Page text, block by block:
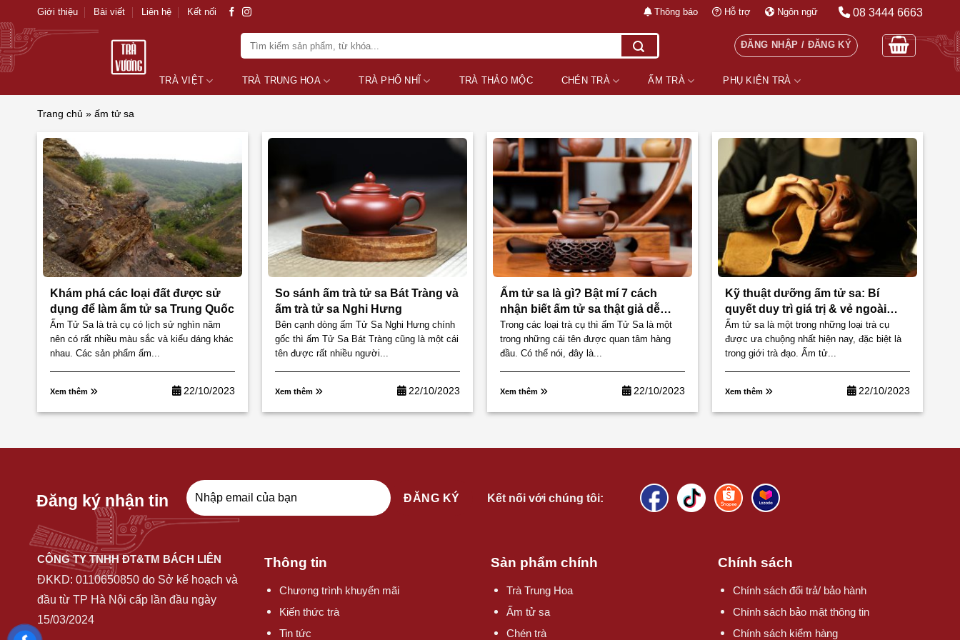
to
content
Giới thiệu Bài viết Liên hệ Kết nối Thông báo Hỗ trợ Ngôn ngữ 08 3444 6663
Tìm
ĐĂNG NHẬP / ĐĂNG KÝ
TRÀ VIỆT TRÀ TRUNG HOA TRÀ PHỔ NHĨ TRÀ THẢO MỘC CHÉN TRÀ ẤM TRÀ PHỤ KIỆN TRÀ
Trang chủ » ấm tử sa
Khám phá các loại đất được sử
dụng để làm ấm tử sa Trung Quốc
Ấm Tử Sa là trà cụ có lịch sử nghìn năm
nên có rất nhiều màu sắc và kiểu dáng khác
nhau. Các sản phẩm ấm...
Xem thêm 22/10/2023
So sánh ấm trà tử sa Bát Tràng và
ấm trà tử sa Nghi Hưng
Bên cạnh dòng ấm Tử Sa Nghi Hưng chính
gốc thì ấm Tử Sa Bát Tràng cũng là một cái
tên được rất nhiều người...
Xem thêm 22/10/2023
Ấm tử sa là gì? Bật mí 7 cách
nhận biết ấm tử sa thật giả dễ
dàng
Trong các loại trà cụ thì ấm Tử Sa là một
trong những cái tên được quan tâm hàng
đầu. Có thể nói, đây là...
Xem thêm 22/10/2023
Kỹ thuật dưỡng ấm tử sa: Bí
quyết duy trì giá trị & vẻ ngoài
sáng bóng
Ấm tử sa là một trong những loại trà cụ
được ưa chuộng nhất hiện nay, đặc biệt là
trong giới trà đạo. Ấm tử...
Xem thêm 22/10/2023
Đăng ký nhận tin Kết nối với chúng tôi:
CÔNG TY TNHH ĐT&TM BÁCH LIÊN
ĐKKD: 0110650850 do Sở kế hoạch và
đầu từ TP Hà Nội cấp lần đầu ngày
15/03/2024
Thông tin
Chương trình khuyến mãi
Kiến thức trà
Tin tức
Sản phẩm chính
Trà Trung Hoa
Ấm tử sa
Chén trà
Chính sách
Chính sách đổi trả/ bảo hành
Chính sách bảo mật thông tin
Chính sách kiểm hàng